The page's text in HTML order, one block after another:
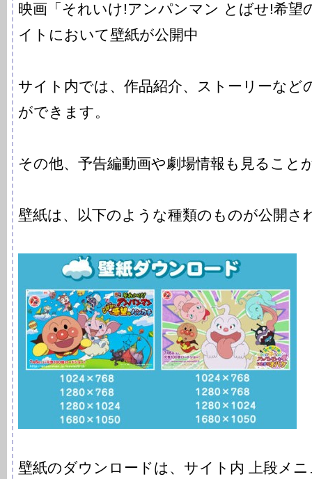
映画「それいけ!アンパンマン とばせ!希望
イトにおいて壁紙が公開中
サイト内では、作品紹介、ストーリーなど
ができます。
その他、予告編動画や劇場情報も見ること
壁紙は、以下のような種類のものが公開さ
壁紙のダウンロードは、サイト内 上段メ